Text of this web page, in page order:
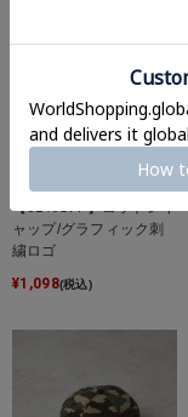
【61%OFF】コットンキ
ャップ/グラフィック刺
繍ロゴ
¥1,098(税込)